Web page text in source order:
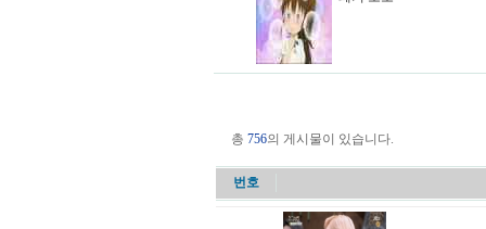
총 756의 게시물이 있습니다.
번호